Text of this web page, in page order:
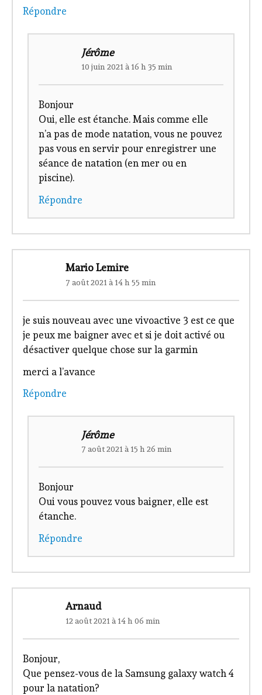
Répondre
Jérôme
10 juin 2021 à 16 h 35 min
Bonjour
Oui, elle est étanche. Mais comme elle
n’a pas de mode natation, vous ne pouvez
pas vous en servir pour enregistrer une
séance de natation (en mer ou en
piscine).
Répondre
Mario Lemire
7 août 2021 à 14 h 55 min
je suis nouveau avec une vivoactive 3 est ce que
je peux me baigner avec et si je doit activé ou
désactiver quelque chose sur la garmin
merci a l’avance
Répondre
Jérôme
7 août 2021 à 15 h 26 min
Bonjour
Oui vous pouvez vous baigner, elle est
étanche.
Répondre
Arnaud
12 août 2021 à 14 h 06 min
Bonjour,
Que pensez-vous de la Samsung galaxy watch 4
pour la natation?